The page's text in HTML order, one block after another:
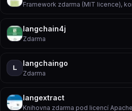
Framework zdarma (MIT licence),
langchain4j
Zdarma
L
langchaingo
Zdarma
langextract
Knihovna zdarma pod licencí